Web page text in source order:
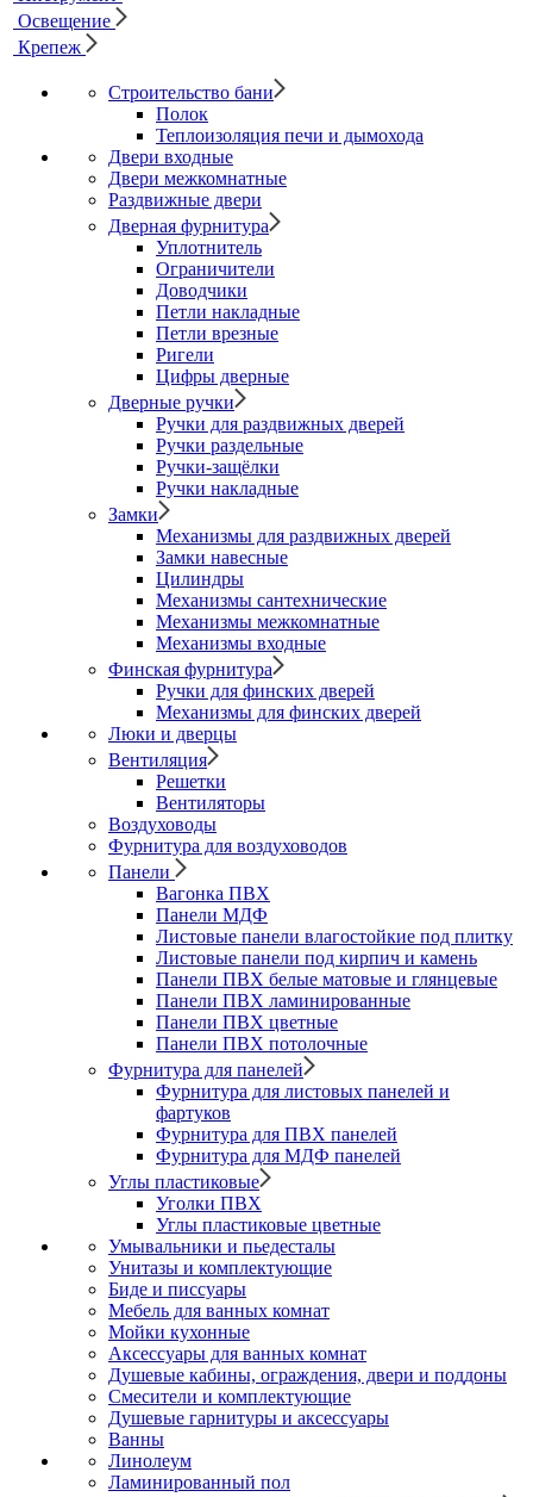
Освещение
Крепеж
Строительство бани
Полок
Теплоизоляция печи и дымохода
Двери входные
Двери межкомнатные
Раздвижные двери
Дверная фурнитура
Уплотнитель
Ограничители
Доводчики
Петли накладные
Петли врезные
Ригели
Цифры дверные
Дверные ручки
Ручки для раздвижных дверей
Ручки раздельные
Ручки-защёлки
Ручки накладные
Замки
Механизмы для раздвижных дверей
Замки навесные
Цилиндры
Механизмы сантехнические
Механизмы межкомнатные
Механизмы входные
Финская фурнитура
Ручки для финских дверей
Механизмы для финских дверей
Люки и дверцы
Вентиляция
Решетки
Вентиляторы
Воздуховоды
Фурнитура для воздуховодов
Панели
Вагонка ПВХ
Панели МДФ
Листовые панели влагостойкие под плитку
Листовые панели под кирпич и камень
Панели ПВХ белые матовые и глянцевые
Панели ПВХ ламинированные
Панели ПВХ цветные
Панели ПВХ потолочные
Фурнитура для панелей
Фурнитура для листовых панелей и
фартуков
Фурнитура для ПВХ панелей
Фурнитура для МДФ панелей
Углы пластиковые
Уголки ПВХ
Углы пластиковые цветные
Умывальники и пьедесталы
Унитазы и комплектующие
Биде и писсуары
Мебель для ванных комнат
Мойки кухонные
Аксессуары для ванных комнат
Душевые кабины, ограждения, двери и поддоны
Смесители и комплектующие
Душевые гарнитуры и аксессуары
Ванны
Линолеум
Ламинированный пол